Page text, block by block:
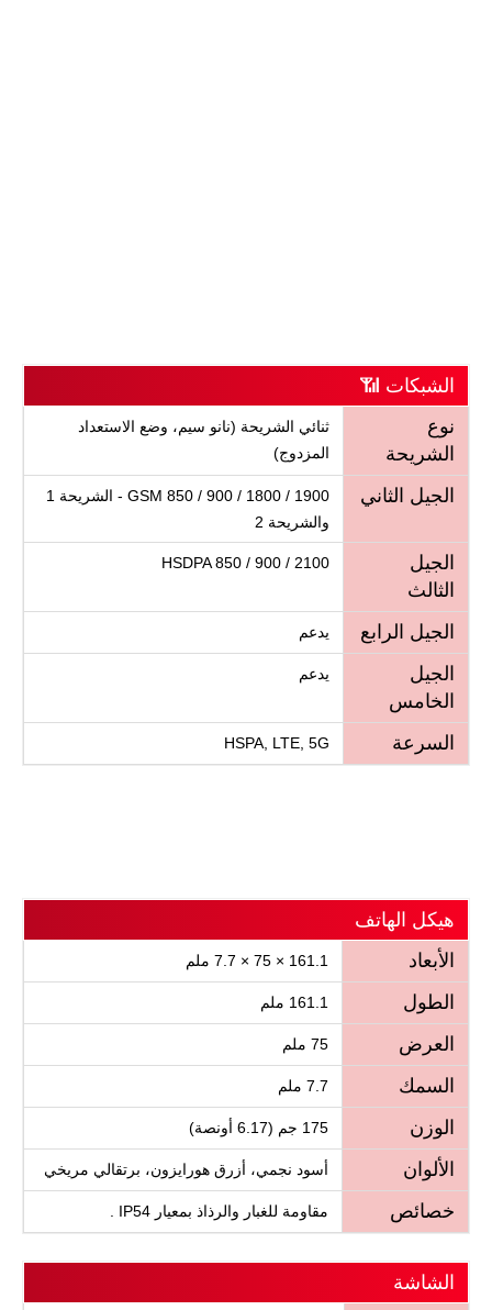
الشبكات 📶
نوع
الشريحة
ثنائي الشريحة (نانو سيم، وضع الاستعداد
المزدوج)
الجيل الثاني
GSM 850 / 900 / 1800 / 1900 - الشريحة 1
والشريحة 2
الجيل
الثالث
HSDPA 850 / 900 / 2100
الجيل الرابع يدعم
الجيل
الخامس
يدعم
السرعة HSPA, LTE, 5G
هيكل الهاتف
الأبعاد
161.1 × 75 × 7.7 ملم
الطول 161.1 ملم
العرض 75 ملم
السمك 7.7 ملم
الوزن 175 جم (6.17 أونصة)
الألوان أسود نجمي، أزرق هورايزون، برتقالي مريخي
خصائص مقاومة للغبار والرذاذ بمعيار IP54 .
الشاشة